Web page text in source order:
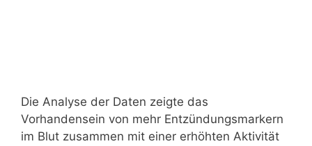
Die Analyse der Daten zeigte das
Vorhandensein von mehr Entzündungsmarkern
im Blut zusammen mit einer erhöhten Aktivität